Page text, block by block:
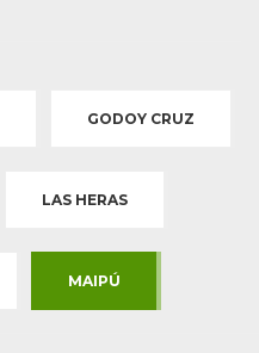
GODOY CRUZ
LAS HERAS
MAIPÚ